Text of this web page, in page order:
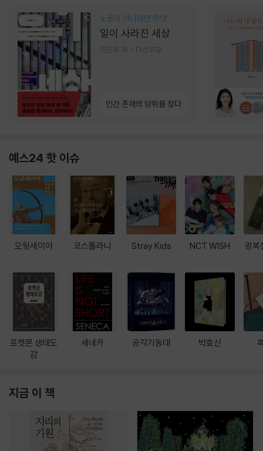
노동이 아니라면 무엇
일이 사라진 세상
이진우 저 다산초당
인간 존재의 당위를 찾다
예스24 핫 이슈
오뒷세이아
포켓몬 생태도
감
코스톨라니
세네카
Stray Kids
공각기동대
NCT WISH
박효신
광복
지금 이 책